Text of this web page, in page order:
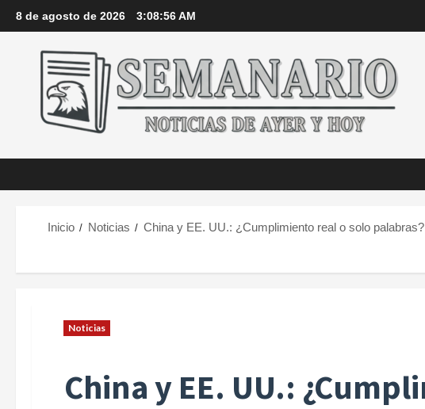
Saltar
al
contenido
8 de agosto de 2026 3:08:58 AM
Inicio Noticias China y EE. UU.: ¿Cumplimiento real o solo palabras?
Noticias
China y EE. UU.: